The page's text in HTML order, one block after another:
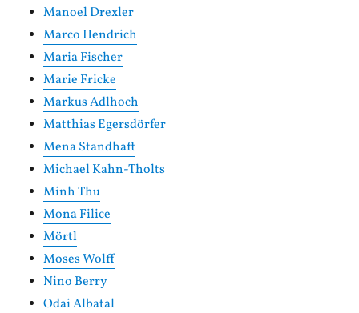
Manoel Drexler
Marco Hendrich
Maria Fischer
Marie Fricke
Markus Adlhoch
Matthias Egersdörfer
Mena Standhaft
Michael Kahn-Tholts
Minh Thu
Mona Filice
Mörtl
Moses Wolff
Nino Berry
Odai Albatal